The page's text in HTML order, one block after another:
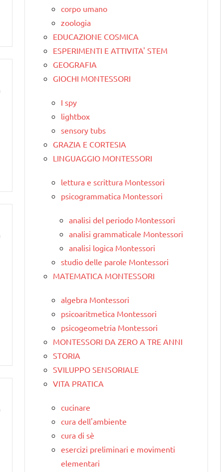
corpo umano
zoologia
EDUCAZIONE COSMICA
ESPERIMENTI E ATTIVITA' STEM
GEOGRAFIA
GIOCHI MONTESSORI
I spy
lightbox
sensory tubs
GRAZIA E CORTESIA
LINGUAGGIO MONTESSORI
lettura e scrittura Montessori
psicogrammatica Montessori
analisi del periodo Montessori
analisi grammaticale Montessori
analisi logica Montessori
studio delle parole Montessori
MATEMATICA MONTESSORI
algebra Montessori
psicoaritmetica Montessori
psicogeometria Montessori
MONTESSORI DA ZERO A TRE ANNI
STORIA
SVILUPPO SENSORIALE
VITA PRATICA
cucinare
cura dell'ambiente
cura di sè
esercizi preliminari e movimenti
elementari